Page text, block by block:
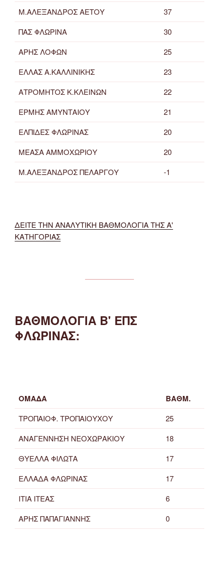
Μ.ΑΛΕΞΑΝΔΡΟΣ ΑΕΤΟΥ
37
ΠΑΣ ΦΛΩΡΙΝΑ
30
ΑΡΗΣ ΛΟΦΩΝ
25
ΕΛΛΑΣ Α.ΚΑΛΛΙΝΙΚΗΣ
23
ΑΤΡΟΜΗΤΟΣ Κ.ΚΛΕΙΝΩΝ
22
ΕΡΜΗΣ ΑΜΥΝΤΑΙΟΥ
21
ΕΛΠΙΔΕΣ ΦΛΩΡΙΝΑΣ
20
ΜΕΑΣΑ ΑΜΜΟΧΩΡΙΟΥ
20
Μ.ΑΛΕΞΑΝΔΡΟΣ ΠΕΛΑΡΓΟΥ
-1
ΔΕΙΤΕ ΤΗΝ ΑΝΑΛΥΤΙΚΗ ΒΑΘΜΟΛΟΓΙΑ ΤΗΣ Α'
ΚΑΤΗΓΟΡΙΑΣ
ΒΑΘΜΟΛΟΓΙΑ Β' ΕΠΣ
ΦΛΩΡΙΝΑΣ:
ΟΜΑΔΑ ΒΑΘΜ.
ΤΡΟΠΑΙΟΦ. ΤΡΟΠΑΙΟΥΧΟΥ
25
ΑΝΑΓΕΝΝΗΣΗ ΝΕΟΧΩΡΑΚΙΟΥ
18
ΘΥΕΛΛΑ ΦΙΛΩΤΑ
17
ΕΛΛΑΔΑ ΦΛΩΡΙΝΑΣ
17
ΙΤΙΑ ΙΤΕΑΣ
6
ΑΡΗΣ ΠΑΠΑΓΙΑΝΝΗΣ
0